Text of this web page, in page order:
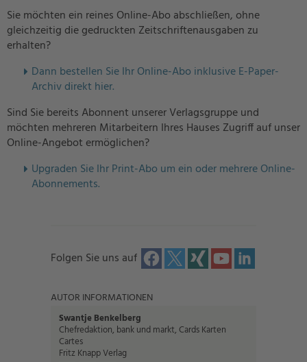
Sie möchten ein reines Online-Abo abschließen, ohne
gleichzeitig die gedruckten Zeitschriftenausgaben zu
erhalten?
Dann bestellen Sie Ihr Online-Abo inklusive E-Paper-
Archiv direkt hier.
Sind Sie bereits Abonnent unserer Verlagsgruppe und
möchten mehreren Mitarbeitern Ihres Hauses Zugriff auf unser
Online-Angebot ermöglichen?
Upgraden Sie Ihr Print-Abo um ein oder mehrere Online-
Abonnements.
Folgen Sie uns auf
AUTOR INFORMATIONEN
Swantje Benkelberg
Chefredaktion, bank und markt, Cards Karten
Cartes
Fritz Knapp Verlag